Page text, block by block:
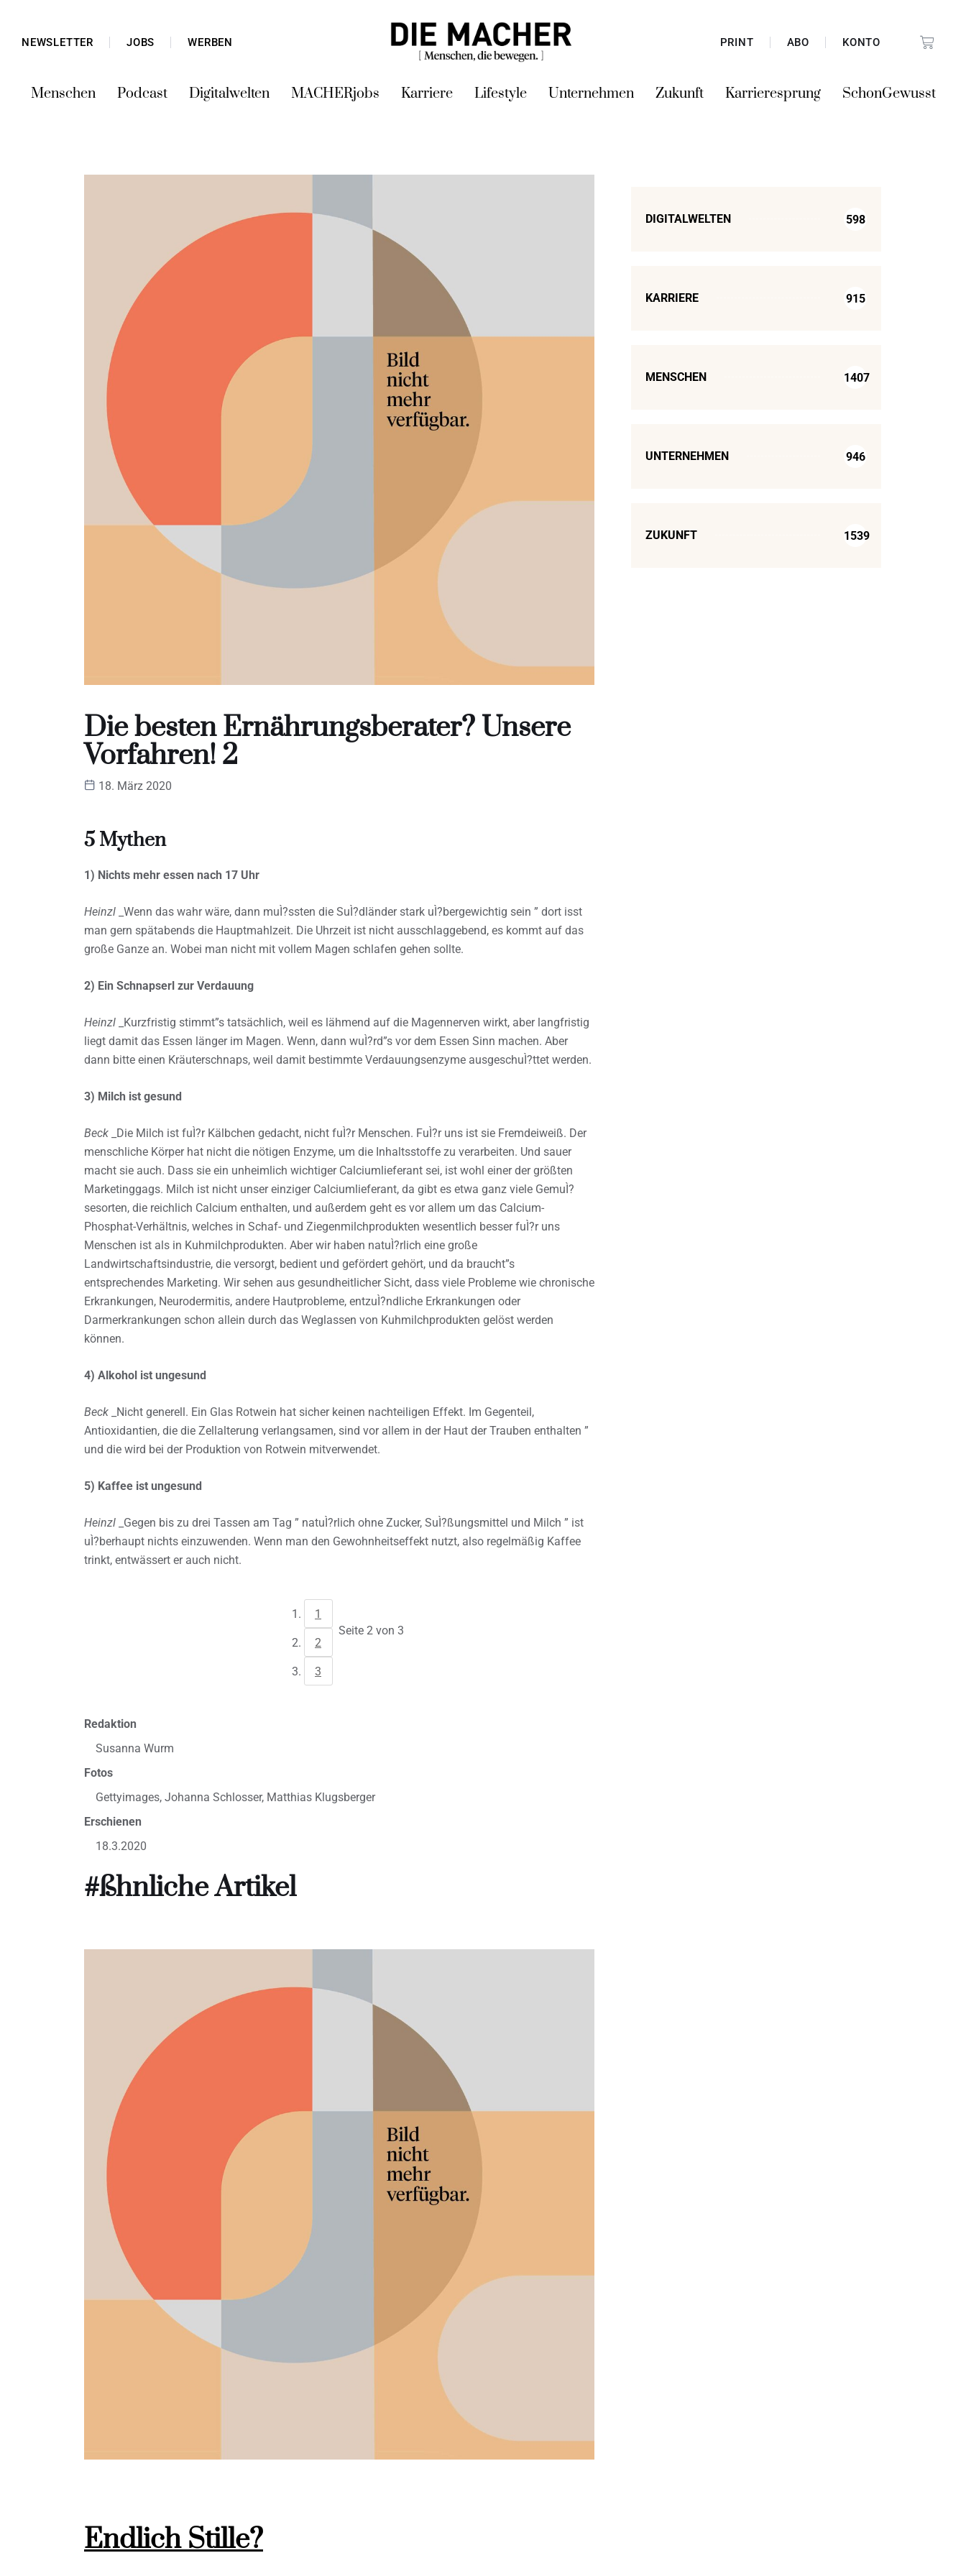
NEWSLETTER JOBS WERBEN PRINT ABO KONTO
Menschen Podcast Digitalwelten MACHERjobs Karriere Lifestyle Unternehmen Zukunft Karrieresprung SchonGewusst
Die besten Ernährungsberater? Unsere
Vorfahren! 2
18. März 2020
5 Mythen
1) Nichts mehr essen nach 17 Uhr
Heinzl _Wenn das wahr wäre, dann muÌ?ssten die SuÌ?dländer stark uÌ?bergewichtig sein ” dort isst
man gern spätabends die Hauptmahlzeit. Die Uhrzeit ist nicht ausschlaggebend, es kommt auf das
große Ganze an. Wobei man nicht mit vollem Magen schlafen gehen sollte.
2) Ein Schnapserl zur Verdauung
Heinzl _Kurzfristig stimmt”s tatsächlich, weil es lähmend auf die Magennerven wirkt, aber langfristig
liegt damit das Essen länger im Magen. Wenn, dann wuÌ?rd”s vor dem Essen Sinn machen. Aber
dann bitte einen Kräuterschnaps, weil damit bestimmte Verdauungsenzyme ausgeschuÌ?ttet werden.
3) Milch ist gesund
Beck _Die Milch ist fuÌ?r Kälbchen gedacht, nicht fuÌ?r Menschen. FuÌ?r uns ist sie Fremdeiweiß. Der
menschliche Körper hat nicht die nötigen Enzyme, um die Inhaltsstoffe zu verarbeiten. Und sauer
macht sie auch. Dass sie ein unheimlich wichtiger Calciumlieferant sei, ist wohl einer der größten
Marketinggags. Milch ist nicht unser einziger Calciumlieferant, da gibt es etwa ganz viele GemuÌ?
sesorten, die reichlich Calcium enthalten, und außerdem geht es vor allem um das Calcium-
Phosphat-Verhältnis, welches in Schaf- und Ziegenmilchprodukten wesentlich besser fuÌ?r uns
Menschen ist als in Kuhmilchprodukten. Aber wir haben natuÌ?rlich eine große
Landwirtschaftsindustrie, die versorgt, bedient und gefördert gehört, und da braucht”s
entsprechendes Marketing. Wir sehen aus gesundheitlicher Sicht, dass viele Probleme wie chronische
Erkrankungen, Neurodermitis, andere Hautprobleme, entzuÌ?ndliche Erkrankungen oder
Darmerkrankungen schon allein durch das Weglassen von Kuhmilchprodukten gelöst werden
können.
4) Alkohol ist ungesund
Beck _Nicht generell. Ein Glas Rotwein hat sicher keinen nachteiligen Effekt. Im Gegenteil,
Antioxidantien, die die Zellalterung verlangsamen, sind vor allem in der Haut der Trauben enthalten ”
und die wird bei der Produktion von Rotwein mitverwendet.
5) Kaffee ist ungesund
Heinzl _Gegen bis zu drei Tassen am Tag ” natuÌ?rlich ohne Zucker, SuÌ?ßungsmittel und Milch ” ist
uÌ?berhaupt nichts einzuwenden. Wenn man den Gewohnheitseffekt nutzt, also regelmäßig Kaffee
trinkt, entwässert er auch nicht.
1
2
3
Seite 2 von 3
Redaktion
Susanna Wurm
Fotos
Gettyimages, Johanna Schlosser, Matthias Klugsberger
Erschienen
18.3.2020
#ßhnliche Artikel
Endlich Stille?
DIGITALWELTEN 598
KARRIERE 915
MENSCHEN 1407
UNTERNEHMEN 946
ZUKUNFT 1539